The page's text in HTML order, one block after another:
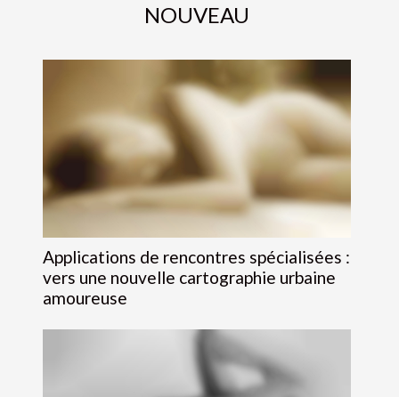
NOUVEAU
Applications de rencontres spécialisées :
vers une nouvelle cartographie urbaine
amoureuse